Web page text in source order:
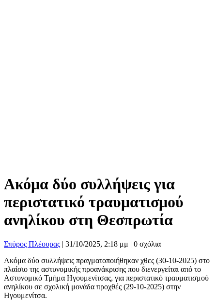
Ακόμα δύο συλλήψεις για
περιστατικό τραυματισμού
ανηλίκου στη Θεσπρωτία
Σπύρος Πλέουρας | 31/10/2025, 2:18 μμ | 0 σχόλια
Ακόμα δύο συλλήψεις πραγματοποιήθηκαν χθες (30-10-2025) στο
πλαίσιο της αστυνομικής προανάκρισης που διενεργείται από το
Αστυνομικό Τμήμα Ηγουμενίτσας, για περιστατικό τραυματισμού
ανηλίκου σε σχολική μονάδα προχθές (29-10-2025) στην
Ηγουμενίτσα.